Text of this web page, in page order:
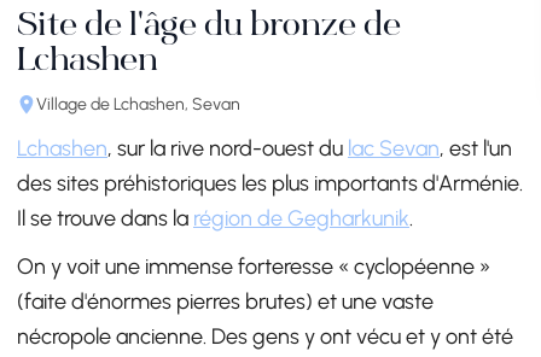
Site de l'âge du bronze de
Lchashen
Village de Lchashen, Sevan
Lchashen, sur la rive nord-ouest du lac Sevan, est l'un
des sites préhistoriques les plus importants d'Arménie.
Il se trouve dans la région de Gegharkunik.
On y voit une immense forteresse « cyclopéenne »
(faite d'énormes pierres brutes) et une vaste
nécropole ancienne. Des gens y ont vécu et y ont été